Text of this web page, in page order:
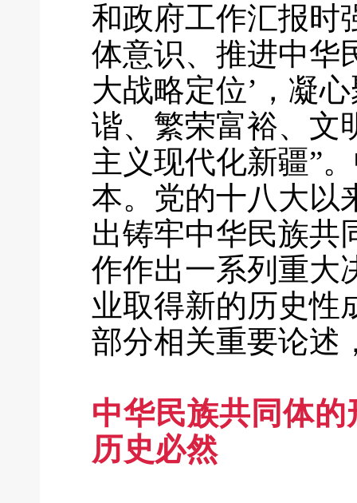
和政府工作汇报时
体意识、推进中华
大战略定位’，凝
谐、繁荣富裕、文
主义现代化新疆”
本。党的十八大以
出铸牢中华民族共
作作出一系列重大
业取得新的历史性
部分相关重要论述
中华民族共同体
历史必然